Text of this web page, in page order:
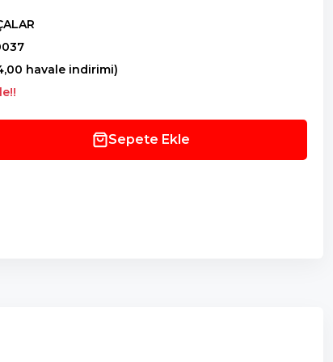
havale indirimi)
Sepete Ekle